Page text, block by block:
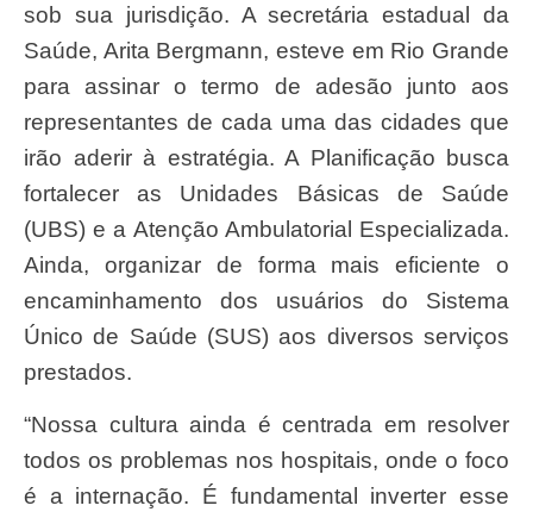
sob sua jurisdição. A secretária estadual da
Saúde, Arita Bergmann, esteve em Rio Grande
para assinar o termo de adesão junto aos
representantes de cada uma das cidades que
irão aderir à estratégia. A Planificação busca
fortalecer as Unidades Básicas de Saúde
(UBS) e a Atenção Ambulatorial Especializada.
Ainda, organizar de forma mais eficiente o
encaminhamento dos usuários do Sistema
Único de Saúde (SUS) aos diversos serviços
prestados.
“Nossa cultura ainda é centrada em resolver
todos os problemas nos hospitais, onde o foco
é a internação. É fundamental inverter esse